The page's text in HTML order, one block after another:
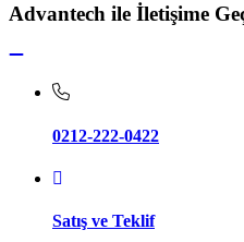
Advantech ile İletişime
0212-222-0422
Satış ve Teklif